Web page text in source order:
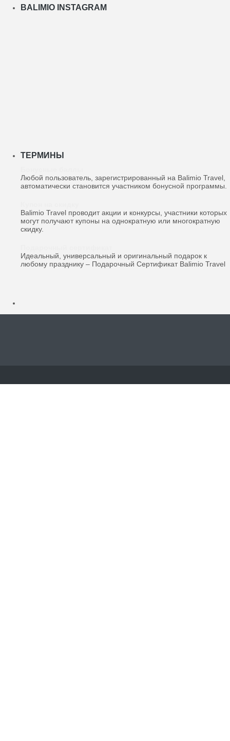
BALIMIO INSTAGRAM
ТЕРМИНЫ
Любой пользователь, зарегистрированный на Balimio Travel,
автоматически становится участником бонусной программы.
Balimio Travel проводит акции и конкурсы, участники которых
могут получают купоны на однократную или многократную
скидку.
Идеальный, универсальный и оригинальный подарок к
любому празднику – Подарочный Сертификат Balimio Travel